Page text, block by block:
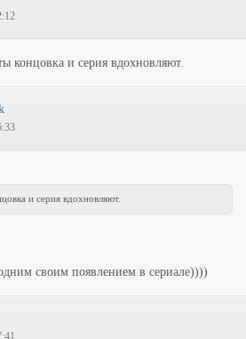
концовка и серия вдохновляют.
и серия вдохновляют.
своим появлением в сериале))))